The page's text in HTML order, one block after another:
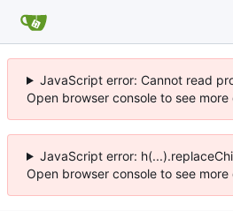
JavaScript error: Cannot read
Open browser console to see more
JavaScript error:
Open browser console to see more